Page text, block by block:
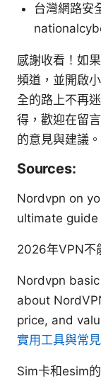
台灣網路安
感謝收看！如
頻道，並開啟
全的路上不再
得，歡迎在留
的意見與建議。
Sources:
Nordvpn on
ultimate
2026年VPN不
Nordvpn
about
price, and
實用工具與常
Sim卡和esim